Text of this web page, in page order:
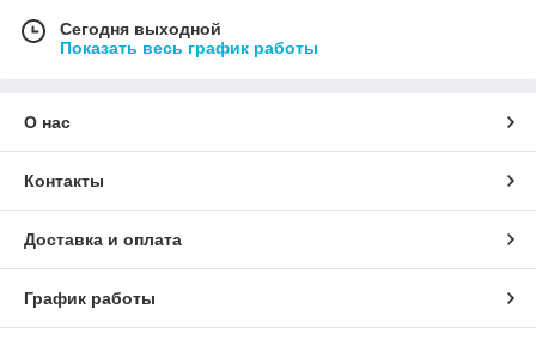
Сегодня выходной
Показать весь график работы
О нас
Контакты
Доставка и оплата
График работы